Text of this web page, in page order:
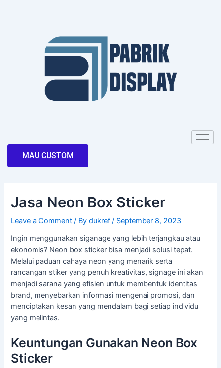
MAU CUSTOM
Jasa Neon Box Sticker
Leave a Comment / Bydukref/ September 8, 2023
Ingin menggunakan siganage yang lebih terjangkau atau
ekonomis? Neon box sticker bisa menjadi solusi tepat.
Melalui paduan cahaya neon yang menarik serta
rancangan stiker yang penuh kreativitas, signage ini akan
menjadi sarana yang efisien untuk membentuk identitas
brand, menyebarkan informasi mengenai promosi, dan
menciptakan kesan yang mendalam bagi setiap individu
yang melintas.
Keuntungan Gunakan Neon Box
Sticker